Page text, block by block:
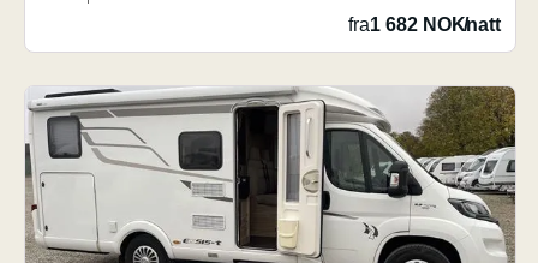
fra1 682 NOK/natt